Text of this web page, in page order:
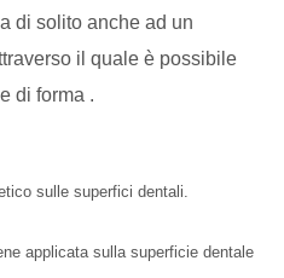
di solito anche ad un
il quale è possibile
di forma .
sulle superfici dentali.
applicata sulla superficie dentale